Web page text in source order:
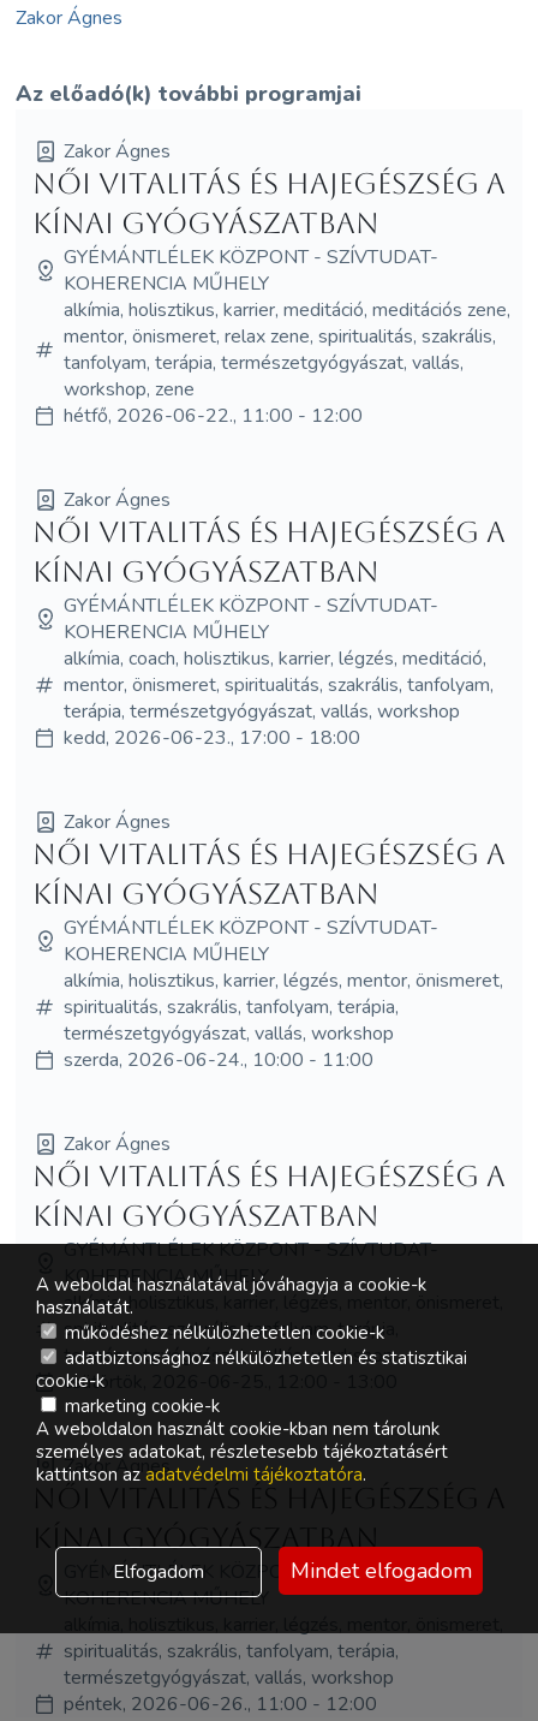
Zakor Ágnes
Az előadó(k) további programjai
Zakor Ágnes
Női vitalitás és hajegészség a
kínai gyógyászatban
GYÉMÁNTLÉLEK KÖZPONT - SZÍVTUDAT-
KOHERENCIA MŰHELY
alkímia, holisztikus, karrier, meditáció, meditációs zene,
mentor, önismeret, relax zene, spiritualitás, szakrális,
tanfolyam, terápia, természetgyógyászat, vallás,
workshop, zene
hétfő, 2026-06-22., 11:00 - 12:00
Zakor Ágnes
Női vitalitás és hajegészség a
kínai gyógyászatban
GYÉMÁNTLÉLEK KÖZPONT - SZÍVTUDAT-
KOHERENCIA MŰHELY
alkímia, coach, holisztikus, karrier, légzés, meditáció,
mentor, önismeret, spiritualitás, szakrális, tanfolyam,
terápia, természetgyógyászat, vallás, workshop
kedd, 2026-06-23., 17:00 - 18:00
Zakor Ágnes
Női vitalitás és hajegészség a
kínai gyógyászatban
GYÉMÁNTLÉLEK KÖZPONT - SZÍVTUDAT-
KOHERENCIA MŰHELY
alkímia, holisztikus, karrier, légzés, mentor, önismeret,
spiritualitás, szakrális, tanfolyam, terápia,
természetgyógyászat, vallás, workshop
szerda, 2026-06-24., 10:00 - 11:00
Zakor Ágnes
Női vitalitás és hajegészség a
kínai gyógyászatban
GYÉMÁNTLÉLEK KÖZPONT - SZÍVTUDAT-
KOHERENCIA MŰHELY
alkímia, holisztikus, karrier, légzés, mentor, önismeret,
spiritualitás, szakrális, tanfolyam, terápia,
természetgyógyászat, vallás, workshop
csütörtök, 2026-06-25., 12:00 - 13:00
Zakor Ágnes
kínai gyógyászatban
GYÉMÁNTLÉLEK KÖZPONT - SZÍVTUDAT-
KOHERENCIA MŰHELY
spiritualitás, szakrális, tanfolyam, terápia,
természetgyógyászat, vallás, workshop
péntek, 2026-06-26., 11:00 - 12:00
A weboldal használatával jóváhagyja a cookie-k
használatát.
működéshez nélkülözhetetlen cookie-k
adatbiztonsághoz nélkülözhetetlen és statisztikai
cookie-k
marketing cookie-k
A weboldalon használt cookie-kban nem tárolunk
személyes adatokat, részletesebb tájékoztatásért
kattintson az adatvédelmi tájékoztatóra.
Elfogadom Mindet elfogadom